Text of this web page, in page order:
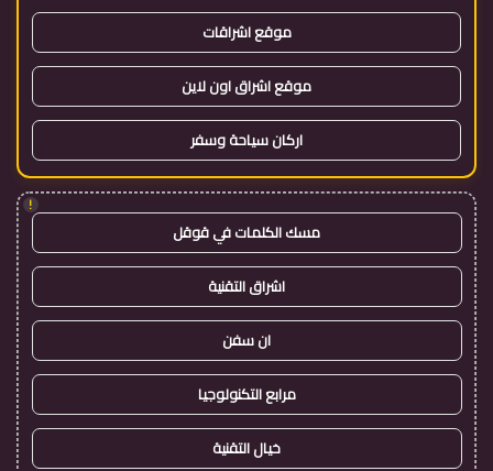
موقع اشراقات
موقع اشراق اون لاين
اركان سياحة وسفر
!
مسك الكلمات في قوقل
اشراق التقنية
ان سفن
مرابع التكنولوجيا
خيال التقنية